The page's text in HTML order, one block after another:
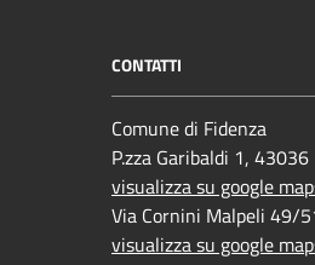
CONTATTI
Comune di Fidenza
P.zza Garibaldi 1, 43036
visualizza su google
Via Cornini Malpeli 49/
visualizza su google